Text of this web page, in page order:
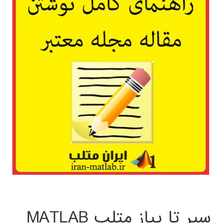
سیر تا پیاز متلب MATLAB